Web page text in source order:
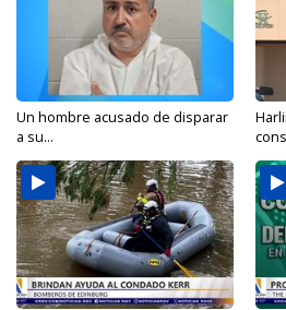
Un hombre acusado de disparar
a su...